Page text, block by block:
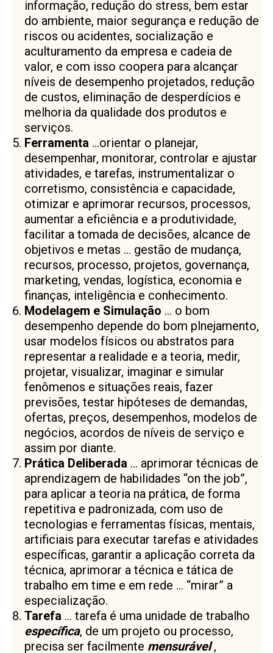
informação, redução do stress, bem estar
do ambiente, maior segurança e redução de
riscos ou acidentes, socialização e
aculturamento da empresa e cadeia de
valor, e com isso coopera para alcançar
níveis de desempenho projetados, redução
de custos, eliminação de desperdícios e
melhoria da qualidade dos produtos e
serviços.
Ferramenta …orientar o planejar,
desempenhar, monitorar, controlar e ajustar
atividades, e tarefas, instrumentalizar o
corretismo, consistência e capacidade,
otimizar e aprimorar recursos, processos,
aumentar a eficiência e a produtividade,
facilitar a tomada de decisões, alcance de
objetivos e metas … gestão de mudança,
recursos, processo, projetos, governança,
marketing, vendas, logística, economia e
finanças, inteligência e conhecimento.
Modelagem e Simulação … o bom
desempenho depende do bom plnejamento,
usar modelos físicos ou abstratos para
representar a realidade e a teoria, medir,
projetar, visualizar, imaginar e simular
fenômenos e situações reais, fazer
previsões, testar hipóteses de demandas,
ofertas, preços, desempenhos, modelos de
negócios, acordos de níveis de serviço e
assim por diante.
Prática Deliberada … aprimorar técnicas de
aprendizagem de habilidades “on the job”,
para aplicar a teoria na prática, de forma
repetitiva e padronizada, com uso de
tecnologias e ferramentas físicas, mentais,
artificiais para executar tarefas e atividades
específicas, garantir a aplicação correta da
técnica, aprimorar a técnica e tática de
trabalho em time e em rede … “mirar” a
especialização.
Tarefa … tarefa é uma unidade de trabalho
específica, de um projeto ou processo,
precisa ser facilmente mensurável ,